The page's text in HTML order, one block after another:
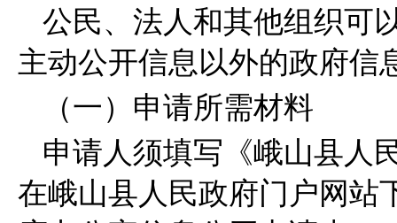
公民、法人和其他组织可
主动公开信息以外的政府信
（一）申请所需材料
申请人须填写《峨山县人
在峨山县人民政府门户网站